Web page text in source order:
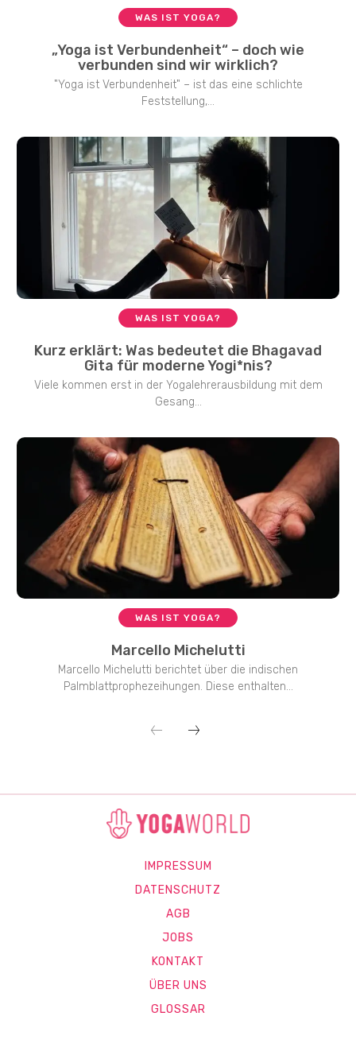
WAS IST YOGA?
„Yoga ist Verbundenheit“ – doch wie
verbunden sind wir wirklich?
"Yoga ist Verbundenheit" – ist das eine schlichte
Feststellung,...
WAS IST YOGA?
Kurz erklärt: Was bedeutet die Bhagavad
Gita für moderne Yogi*nis?
Viele kommen erst in der Yogalehrerausbildung mit dem
Gesang...
WAS IST YOGA?
Marcello Michelutti
Marcello Michelutti berichtet über die indischen
Palmblattprophezeihungen. Diese enthalten...
IMPRESSUM
DATENSCHUTZ
AGB
JOBS
KONTAKT
ÜBER UNS
GLOSSAR